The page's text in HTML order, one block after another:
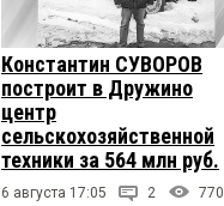
Константин СУВОРОВ
построит в Дружино
центр
сельскохозяйственной
техники за 564 млн руб.
6 августа 17:05 2 770